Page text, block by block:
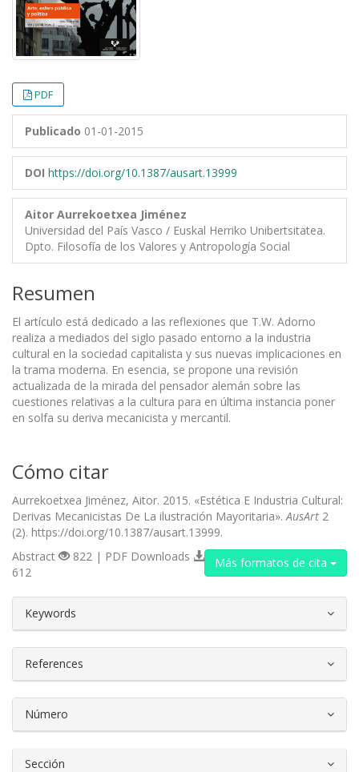
PDF
Publicado 01-01-2015
DOI https://doi.org/10.1387/ausart.13999
Aitor Aurrekoetxea Jiménez
Universidad del País Vasco / Euskal Herriko Unibertsitatea.
Dpto. Filosofía de los Valores y Antropología Social
Resumen
El artículo está dedicado a las reflexiones que T.W. Adorno
realiza a mediados del siglo pasado entorno a la industria
cultural en la sociedad capitalista y sus nuevas implicaciones en
la trama moderna. En esencia, se propone una revisión
actualizada de la mirada del pensa­dor alemán sobre las
cuestiones relativas a la cultura para en última instancia poner
en solfa su deriva mecanicista y mercantil.
Cómo citar
Aurrekoetxea Jiménez, Aitor. 2015. «Estética E Industria Cultural:
Derivas Mecanicistas De La ilustración Mayoritaria». AusArt 2
(2). https://doi.org/10.1387/ausart.13999.
Más formatos de cita
Abstract
822 | PDF Downloads
612
Keywords
References
Número
Sección